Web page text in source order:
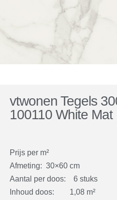
vtwonen Tegels
100110 White Mat
Prijs per m²
Afmeting: 30×60 cm
Aantal per doos: 6 stuks
Inhoud doos: 1,08 m²